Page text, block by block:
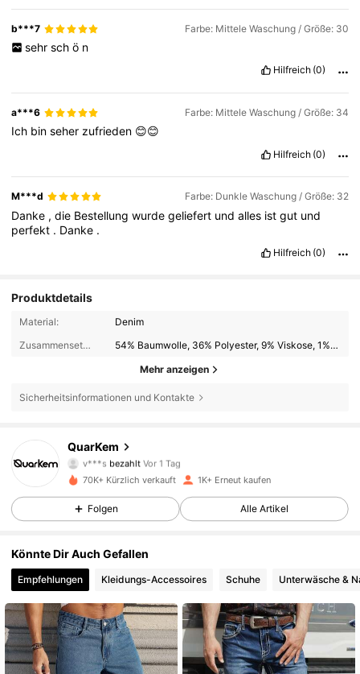
b***7 Farbe: Mittele Waschung / Größe: 30
sehr sch ö n
Hilfreich (0)
a***6 Farbe: Mittele Waschung / Größe: 34
Ich binseherzufrieden 😊😊
Hilfreich (0)
M***d Farbe: Dunkle Waschung / Größe: 32
Danke ,die Bestellungwurdegeliefert undalles istgut und
perfekt . Danke .
Hilfreich (0)
Produktdetails
Material:
Denim
Zusammensetzung:
54% Baumwolle, 36% Polyester, 9% Viskose, 1% Elasthan
Mehr anzeigen
Sicherheitsinformationen und Kontakte
QuarKem
4,57
562 Follower
v***s bezahlt Vor 1 Tag
4,57
4,57 562 Follower
4,57 562 Follower
4,57 562 Follower
70K+ Kürzlich verkauft 1K+ Erneut kaufen
Folgen Alle Artikel
Könnte Dir Auch Gefallen
Empfehlungen Kleidungs-Accessoires Schuhe Unterwäsche &